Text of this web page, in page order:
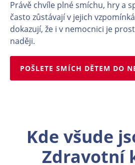
Kde všude
Zdravotní
Na dětských odděleních